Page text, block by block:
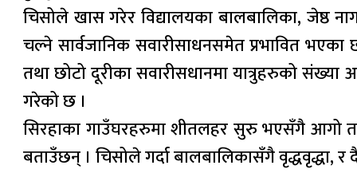
चिसोले खास गरेर विद्यालयका बालबालिका, जेष्ठ
चल्ने सार्वजानिक सवारीसाधनसमेत प्रभावित
तथा छोटो दूरीका सवारीसधानमा यात्रुहरुको
गरेको छ ।
सिरहाका गाउँघरहरुमा शीतलहर सुरु भएसँगै आगो
बताउँछन् । चिसोले गर्दा बालबालिकासँगै वृद्धवृद्धा,